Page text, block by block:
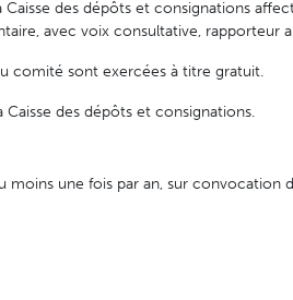
des dépôts et consignations
avec voix consultative, rapporteur
comité sont exercées à titre gratuit.
Caisse des dépôts et consignations.
moins une fois par an, sur convocation